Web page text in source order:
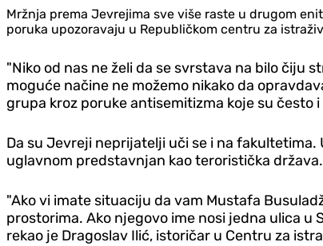
Mržnja prema Jevrejima sve više raste u drugom
poruka upozoravaju u Republičkom centru za
"Niko od nas ne želi da se svrstava na bilo čiju
moguće načine ne možemo nikako da
grupa kroz poruke antisemitizma koje su često
Da su Jevreji neprijatelji uči se i na
uglavnom predstavnjan kao teroristička
"Ako vi imate situaciju da vam Mustafa
prostorima. Ako njegovo ime nosi jedna ulica u
rekao je Dragoslav Ilić, istoričar u Centru za